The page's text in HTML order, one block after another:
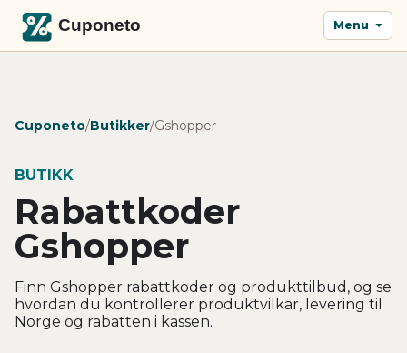
Menu
Cuponeto/Butikker/Gshopper
BUTIKK
Rabattkoder
Gshopper
Finn Gshopper rabattkoder og produkttilbud, og se
hvordan du kontrollerer produktvilkar, levering til
Norge og rabatten i kassen.